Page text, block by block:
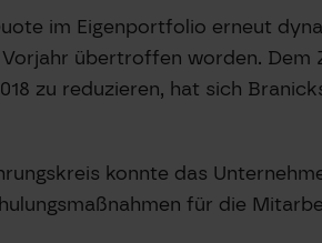
im Eigenportfolio erneut
übertroffen worden. Dem
zu reduzieren, hat sich
konnte das
für die